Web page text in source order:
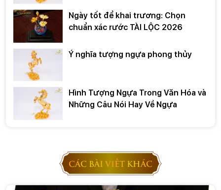
Ngày tốt để khai trương: Chọn
chuẩn xác rước TÀI LỘC 2026
Ý nghĩa tượng ngựa phong thủy
Hình Tượng Ngựa Trong Văn Hóa và
Những Câu Nói Hay Về Ngựa
CÁC BÀI VIẾT KHÁC